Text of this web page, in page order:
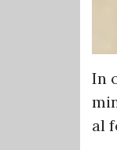
In
al